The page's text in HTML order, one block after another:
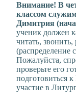
Внимание! В
классом
Димитрия
ученик должен
читать, звонить,
(распределение
Пожалуйста,
проверьте его
подготовиться
участие в